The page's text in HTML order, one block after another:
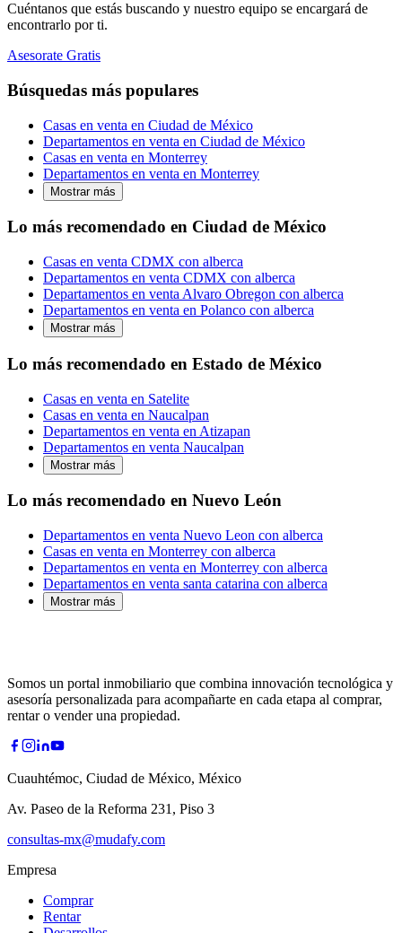
Cuéntanos que estás buscando y nuestro equipo se encargará de
encontrarlo por ti.
Asesorate Gratis
Búsquedas más populares
Casas en venta en Ciudad de México
Departamentos en venta en Ciudad de México
Casas en venta en Monterrey
Departamentos en venta en Monterrey
Mostrar más
Lo más recomendado en Ciudad de México
Casas en venta CDMX con alberca
Departamentos en venta CDMX con alberca
Departamentos en venta Alvaro Obregon con alberca
Departamentos en venta en Polanco con alberca
Mostrar más
Lo más recomendado en Estado de México
Casas en venta en Satelite
Casas en venta en Naucalpan
Departamentos en venta en Atizapan
Departamentos en venta Naucalpan
Mostrar más
Lo más recomendado en Nuevo León
Departamentos en venta Nuevo Leon con alberca
Casas en venta en Monterrey con alberca
Departamentos en venta en Monterrey con alberca
Departamentos en venta santa catarina con alberca
Mostrar más
Somos un portal inmobiliario que combina innovación tecnológica y
asesoría personalizada para acompañarte en cada etapa al comprar,
rentar o vender una propiedad.
Cuauhtémoc, Ciudad de México, México
Av. Paseo de la Reforma 231, Piso 3
consultas-mx@mudafy.com
Empresa
Comprar
Rentar